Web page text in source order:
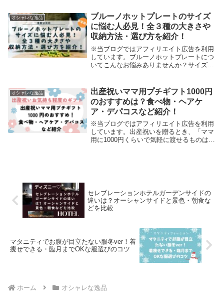
リップはどんな人におすすめ？普段使いも
できる？アクア...
オシャレな逸品
ブルーノホットプレートのサイズ
に悩む人必見！全３種の大きさや
収納方法・選び方を紹介！
※当ブログではアフィリエイト広告を利用
しています。ブルーノホットプレートにつ
いてこんなお悩みありませんか？サイズ展
法が知りたい選ぶ基準・選び方が知りたい
確かに、ブルーノ...
オシャレな逸品
出産祝いママ用プチギフト1000円
のおすすめは？食べ物・ヘアケ
ア・デパコスなど紹介！
※当ブログではアフィリエイト広告を利用
しています。出産祝いを贈るとき、「ママ
用に1000円くらいで気軽に渡せるものはな
セレブレーションホテルガーデンサイドの
違いは？オーシャンサイドと景色・朝食な
どを比較
マタニティでお腹が目立たない服冬ver！着
痩せできる・臨月までOKな服選びのコツ
ホーム オシャレな逸品